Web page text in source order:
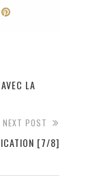
LA
NEXT POST
[7/8]